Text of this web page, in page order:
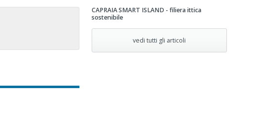
CAPRAIA SMART ISLAND - filiera ittica
sostenibile
vedi tutti gli articoli